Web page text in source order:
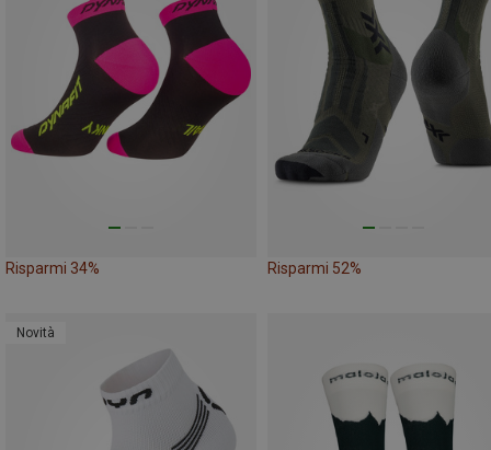
Risparmi 34% Risparmi 52%
Novità